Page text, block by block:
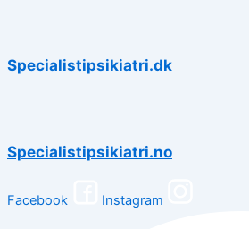
Specialistipsikiatri.dk
Specialistipsikiatri.no
Facebook Instagram